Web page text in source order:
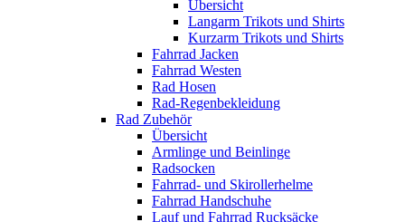
Übersicht
Langarm Trikots und Shirts
Kurzarm Trikots und Shirts
Fahrrad Jacken
Fahrrad Westen
Rad Hosen
Rad-Regenbekleidung
Rad Zubehör
Übersicht
Armlinge und Beinlinge
Radsocken
Fahrrad- und Skirollerhelme
Fahrrad Handschuhe
Lauf und Fahrrad Rucksäcke